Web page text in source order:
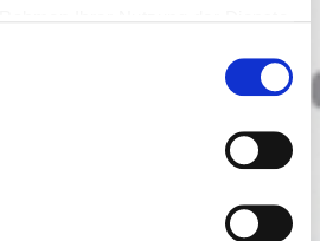
sind objekttauglich. Sie
Belastung geprüft und alle
Auswahl an Möbelstoffen
individuelles Möbelstück
ihr persönliches Unikat.